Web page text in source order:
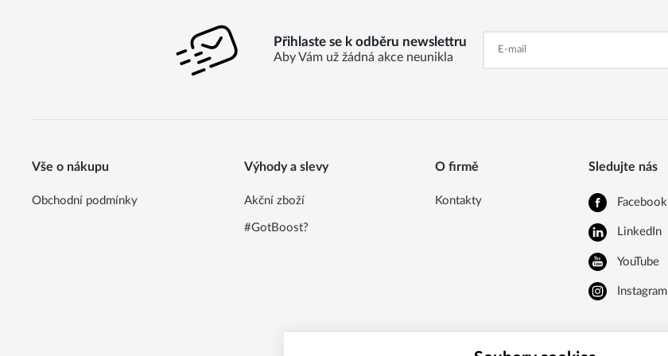
Přihlaste se k odběru newslettru
Aby Vám už žádná akce neunikla
Vše o nákupu
Obchodní podmínky
Výhody a slevy
Akční zboží
#GotBoost?
O firmě
Kontakty
Sledujte nás
Facebook
LinkedIn
YouTube
Instagram